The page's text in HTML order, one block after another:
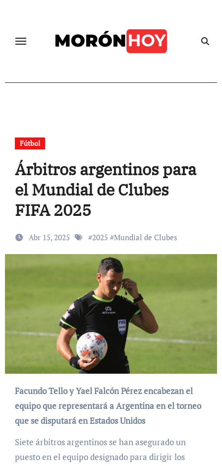
Fútbol
Árbitros argentinos para
el Mundial de Clubes
FIFA 2025
Abr 15, 2025 #2025 #Mundial de Clubes
Facundo Tello y Yael Falcón Pérez encabezan el
equipo que representará a Argentina en el torneo
que se disputará en Estados Unidos
Siete árbitros argentinos se han asegurado un
puesto en el equipo designado para dirigir los